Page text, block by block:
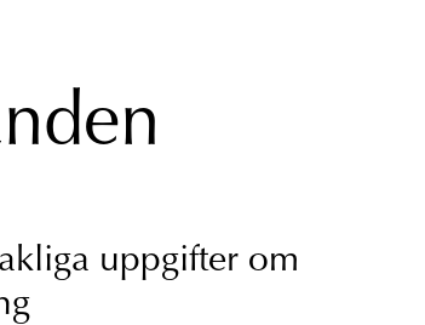
uppgifter om